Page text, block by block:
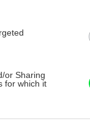
or Sharing
for which it